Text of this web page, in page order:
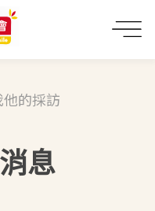
的採訪
息